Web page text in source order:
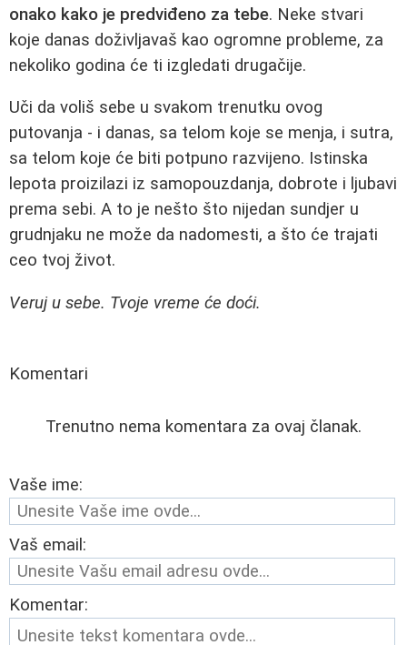
onako kako je predviđeno za tebe. Neke stvari
koje danas doživljavaš kao ogromne probleme, za
nekoliko godina će ti izgledati drugačije.
Uči da voliš sebe u svakom trenutku ovog
putovanja - i danas, sa telom koje se menja, i sutra,
sa telom koje će biti potpuno razvijeno. Istinska
lepota proizilazi iz samopouzdanja, dobrote i ljubavi
prema sebi. A to je nešto što nijedan sundjer u
grudnjaku ne može da nadomesti, a što će trajati
ceo tvoj život.
Veruj u sebe. Tvoje vreme će doći.
Komentari
Trenutno nema komentara za ovaj članak.
Vaše ime:
Vaš email:
Komentar: